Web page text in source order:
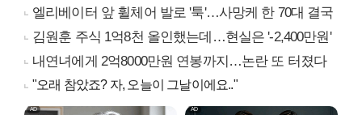
엘리베이터 앞 휠체어 발로 '툭'…사망케 한 70대 결국
김원훈 주식 1억8천 올인했는데…현실은 '-2,400만원'
내연녀에게 2억8000만원 연봉까지…논란 또 터졌다
"오래 참았죠? 자, 오늘이 그날이에요.."